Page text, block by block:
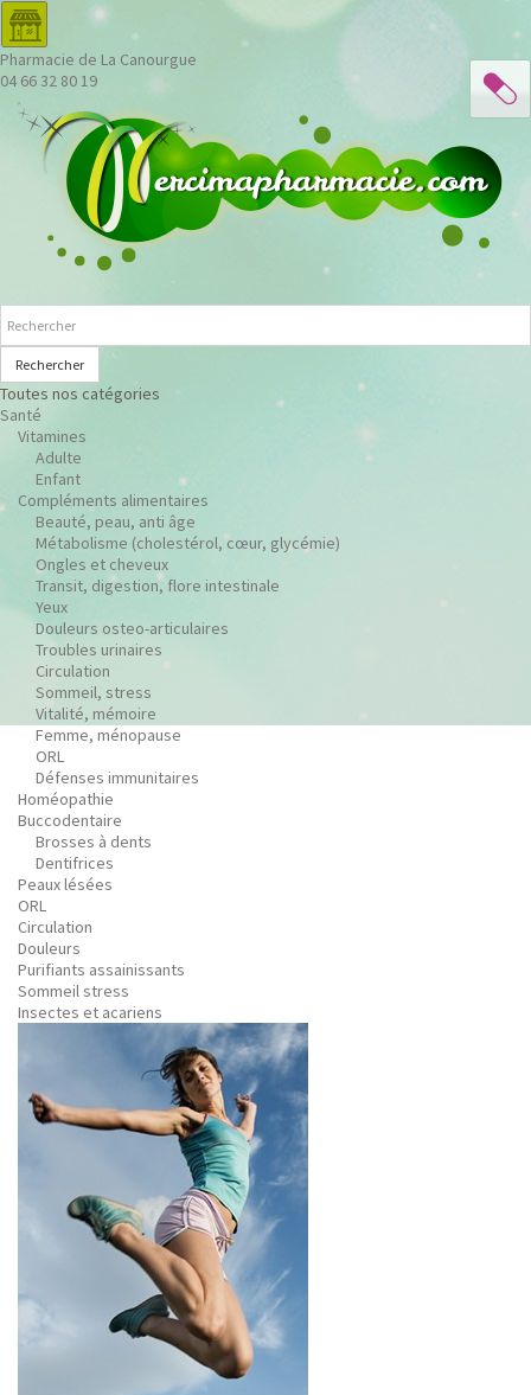
Pharmacie de La Canourgue
04 66 32 80 19
Rechercher
Toutes nos catégories
Santé
Vitamines
Adulte
Enfant
Compléments alimentaires
Beauté, peau, anti âge
Métabolisme (cholestérol, cœur, glycémie)
Ongles et cheveux
Transit, digestion, flore intestinale
Yeux
Douleurs osteo-articulaires
Troubles urinaires
Circulation
Sommeil, stress
Vitalité, mémoire
Femme, ménopause
ORL
Défenses immunitaires
Homéopathie
Buccodentaire
Brosses à dents
Dentifrices
Peaux lésées
ORL
Circulation
Douleurs
Purifiants assainissants
Sommeil stress
Insectes et acariens